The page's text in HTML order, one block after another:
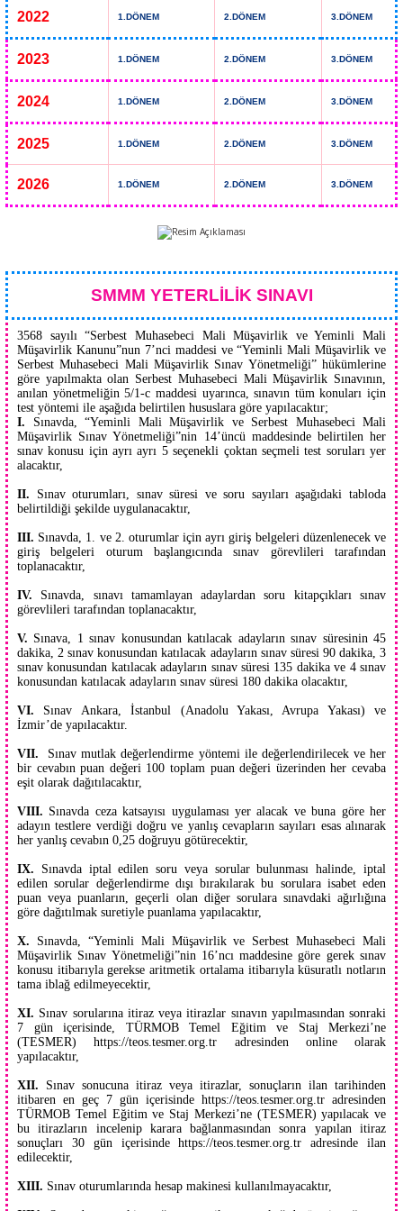
2022 1.DÖNEM 2.DÖNEM 3.DÖNEM
2023 1.DÖNEM 2.DÖNEM 3.DÖNEM
2024 1.DÖNEM 2.DÖNEM 3.DÖNEM
2025 1.DÖNEM 2.DÖNEM 3.DÖNEM
2026 1.DÖNEM 2.DÖNEM 3.DÖNEM
SMMM YETERLİLİK SINAVI
3568 sayılı “Serbest Muhasebeci Mali Müşavirlik ve Yeminli Mali
Müşavirlik Kanunu”nun 7’nci maddesi ve “Yeminli Mali Müşavirlik ve
Serbest Muhasebeci Mali Müşavirlik Sınav Yönetmeliği” hükümlerine
göre yapılmakta olan Serbest Muhasebeci Mali Müşavirlik Sınavının,
anılan yönetmeliğin 5/1-c maddesi uyarınca, sınavın tüm konuları için
test yöntemi ile aşağıda belirtilen hususlara göre yapılacaktır;
I. Sınavda, “Yeminli Mali Müşavirlik ve Serbest Muhasebeci Mali
Müşavirlik Sınav Yönetmeliği”nin 14’üncü maddesinde belirtilen her
sınav konusu için ayrı ayrı 5 seçenekli çoktan seçmeli test soruları yer
alacaktır,
II. Sınav oturumları, sınav süresi ve soru sayıları aşağıdaki tabloda
belirtildiği şekilde uygulanacaktır,
III. Sınavda, 1. ve 2. oturumlar için ayrı giriş belgeleri düzenlenecek ve
giriş belgeleri oturum başlangıcında sınav görevlileri tarafından
toplanacaktır,
IV. Sınavda, sınavı tamamlayan adaylardan soru kitapçıkları sınav
görevlileri tarafından toplanacaktır,
V. Sınava, 1 sınav konusundan katılacak adayların sınav süresinin 45
dakika, 2 sınav konusundan katılacak adayların sınav süresi 90 dakika, 3
sınav konusundan katılacak adayların sınav süresi 135 dakika ve 4 sınav
konusundan katılacak adayların sınav süresi 180 dakika olacaktır,
VI. Sınav Ankara, İstanbul (Anadolu Yakası, Avrupa Yakası) ve
İzmir’de yapılacaktır.
VII.
Sınav mutlak değerlendirme yöntemi ile değerlendirilecek ve her
bir cevabın puan değeri 100 toplam puan değeri üzerinden her cevaba
eşit olarak dağıtılacaktır,
VIII. Sınavda ceza katsayısı uygulaması yer alacak ve buna göre her
adayın testlere verdiği doğru ve yanlış cevapların sayıları esas alınarak
her yanlış cevabın 0,25 doğruyu götürecektir,
IX. Sınavda iptal edilen soru veya sorular bulunması halinde, iptal
edilen sorular değerlendirme dışı bırakılarak bu sorulara isabet eden
puan veya puanların, geçerli olan diğer sorulara sınavdaki ağırlığına
göre dağıtılmak suretiyle puanlama yapılacaktır,
X. Sınavda, “Yeminli Mali Müşavirlik ve Serbest Muhasebeci Mali
Müşavirlik Sınav Yönetmeliği”nin 16’ncı maddesine göre gerek sınav
konusu itibarıyla gerekse aritmetik ortalama itibarıyla küsuratlı notların
tama iblağ edilmeyecektir,
XI. Sınav sorularına itiraz veya itirazlar sınavın yapılmasından sonraki
7 gün içerisinde, TÜRMOB Temel Eğitim ve Staj Merkezi’ne
(TESMER) https://teos.tesmer.org.tr adresinden online olarak
yapılacaktır,
XII. Sınav sonucuna itiraz veya itirazlar, sonuçların ilan tarihinden
itibaren en geç 7 gün içerisinde https://teos.tesmer.org.tr adresinden
TÜRMOB Temel Eğitim ve Staj Merkezi’ne (TESMER) yapılacak ve
bu itirazların incelenip karara bağlanmasından sonra yapılan itiraz
sonuçları 30 gün içerisinde https://teos.tesmer.org.tr adresinde ilan
edilecektir,
XIII. Sınav oturumlarında hesap makinesi kullanılmayacaktır,